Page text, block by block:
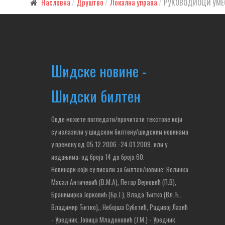
Шидске новине -
Шидски билтен
Овде можете погледати/прочитати текстове који
су излазили у шидском билтену/шидским новинама
у времену од 05.12.2006.-24.01.2009. или у
издањима: од броја 14 до броја 60.
Новинари који су писали за билтен/новине: Велинка
Масал Античевић (В.М.А), Петар Вејновић (П.В),
Бранимирка Јерковић (Бр.Ј.), Влада Ђитко (Вл.Ђ.,
Владимир Ђитко), , Небојша Суботић, Радивој Лазић
- Уредник, Јовица Младеновић (Ј.М.) - Уредник.